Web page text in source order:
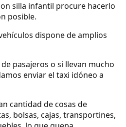
silla infantil procure hacerlo
posible.
dispone de amplios
pasajeros o si llevan mucho
enviar el taxi idóneo a
cantidad de cosas de
bolsas, cajas, transportines,